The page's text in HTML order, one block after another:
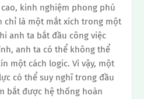
kinh nghiệm phong phú
chỉ là một mắt xích trong một
anh ta bắt đầu công việc
anh ta có thể không thể
một cách logic. Vì vậy, một
có thể suy nghĩ trong đầu
bắt được hệ thống hoàn